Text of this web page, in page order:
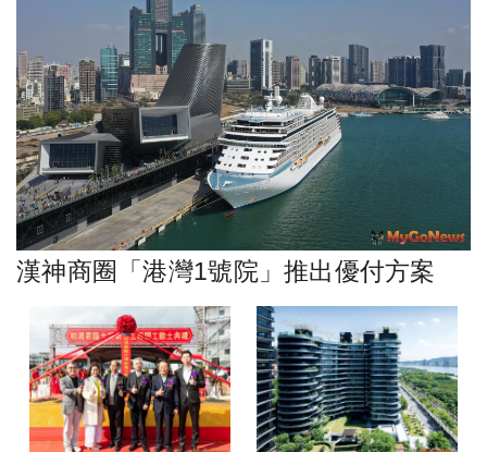
漢神商圈「港灣1號院」推出優付方案